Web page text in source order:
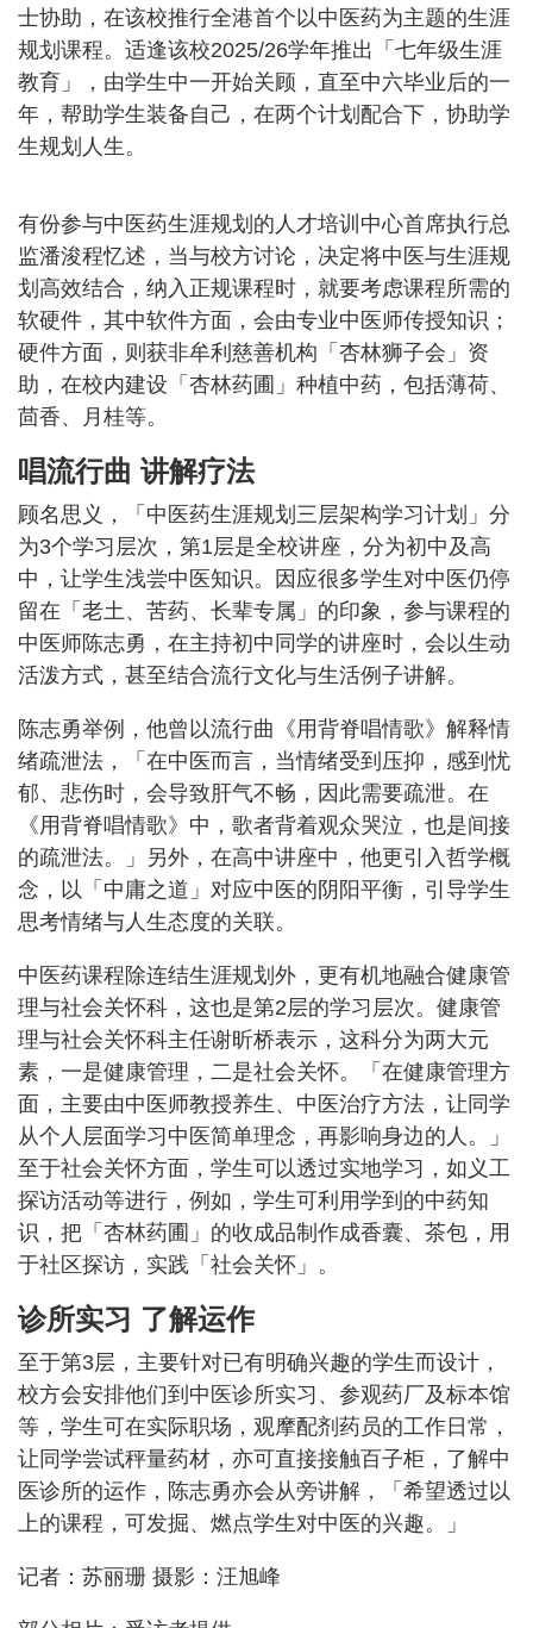
士协助，在该校推行全港首个以中医药为主题的生涯
规划课程。适逢该校2025/26学年推出「七年级生涯
教育」，由学生中一开始关顾，直至中六毕业后的一
年，帮助学生装备自己，在两个计划配合下，协助学
生规划人生。
有份参与中医药生涯规划的人才培训中心首席执行总
监潘浚程忆述，当与校方讨论，决定将中医与生涯规
划高效结合，纳入正规课程时，就要考虑课程所需的
软硬件，其中软件方面，会由专业中医师传授知识；
硬件方面，则获非牟利慈善机构「杏林狮子会」资
助，在校内建设「杏林药圃」种植中药，包括薄荷、
茴香、月桂等。
唱流行曲 讲解疗法
顾名思义，「中医药生涯规划三层架构学习计划」分
为3个学习层次，第1层是全校讲座，分为初中及高
中，让学生浅尝中医知识。因应很多学生对中医仍停
留在「老土、苦药、长辈专属」的印象，参与课程的
中医师陈志勇，在主持初中同学的讲座时，会以生动
活泼方式，甚至结合流行文化与生活例子讲解。
陈志勇举例，他曾以流行曲《用背脊唱情歌》解释情
绪疏泄法，「在中医而言，当情绪受到压抑，感到忧
郁、悲伤时，会导致肝气不畅，因此需要疏泄。在
《用背脊唱情歌》中，歌者背着观众哭泣，也是间接
的疏泄法。」另外，在高中讲座中，他更引入哲学概
念，以「中庸之道」对应中医的阴阳平衡，引导学生
思考情绪与人生态度的关联。
中医药课程除连结生涯规划外，更有机地融合健康管
理与社会关怀科，这也是第2层的学习层次。健康管
理与社会关怀科主任谢昕桥表示，这科分为两大元
素，一是健康管理，二是社会关怀。「在健康管理方
面，主要由中医师教授养生、中医治疗方法，让同学
从个人层面学习中医简单理念，再影响身边的人。」
至于社会关怀方面，学生可以透过实地学习，如义工
探访活动等进行，例如，学生可利用学到的中药知
识，把「杏林药圃」的收成品制作成香囊、茶包，用
于社区探访，实践「社会关怀」。
诊所实习 了解运作
至于第3层，主要针对已有明确兴趣的学生而设计，
校方会安排他们到中医诊所实习、参观药厂及标本馆
等，学生可在实际职场，观摩配剂药员的工作日常，
让同学尝试秤量药材，亦可直接接触百子柜，了解中
医诊所的运作，陈志勇亦会从旁讲解，「希望透过以
上的课程，可发掘、燃点学生对中医的兴趣。」
记者：苏丽珊 摄影：汪旭峰